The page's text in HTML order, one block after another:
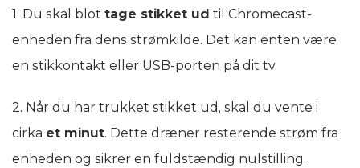
1. Du skal blot tage stikket ud til Chromecast-
enheden fra dens strømkilde. Det kan enten være
en stikkontakt eller USB-porten på dit tv.
2. Når du har trukket stikket ud, skal du vente i
cirka et minut. Dette dræner resterende strøm fra
enheden og sikrer en fuldstændig nulstilling.